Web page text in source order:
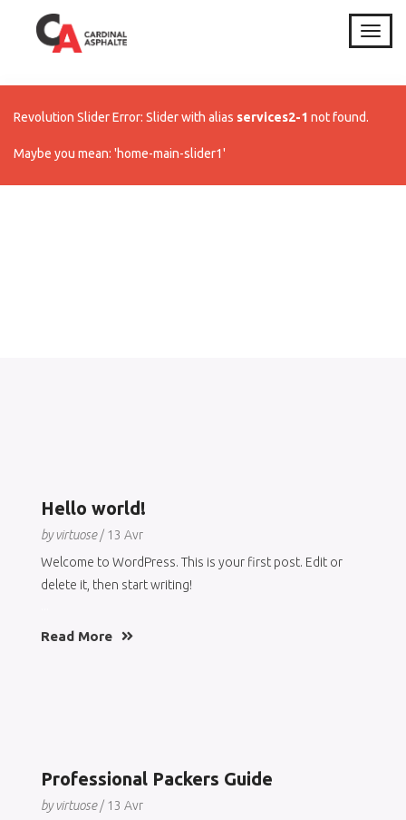
T
o
g
Revolution Slider Error: Slider with alias services2-1 not found.
Maybe you mean: 'home-main-slider1'
Hello world!
by virtuose/ 13 Avr
Welcome to WordPress. This is your first post. Edit or
delete it, then start writing!
Read More
Professional Packers Guide
by virtuose/ 13 Avr